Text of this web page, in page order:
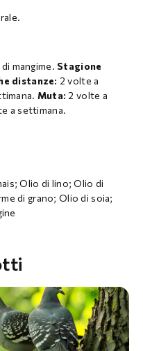
mangime. Stagione
distanze: 2 volte a
Muta: 2 volte a
a settimana.
Olio di lino; Olio di
di grano; Olio di soia;